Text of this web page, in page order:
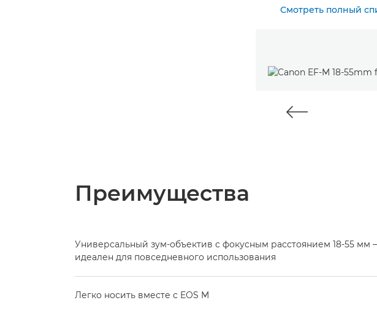
Смотреть полный
Преимущества
Универсальный зум-объектив с фокусным расстоянием 18-55 мм –
идеален для повседневного использования
Легко носить вместе с EOS M